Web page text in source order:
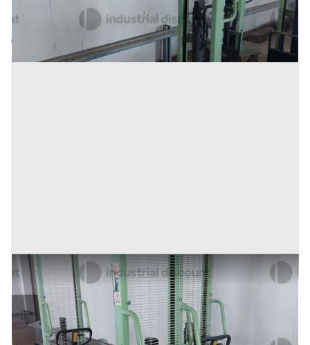
(Padova)
Annuncio scaduto
Codice annuncio: 340026922
26#9470 Transapllet manuale Lifter MX10/16
Inserito il: 10/02/2026
Conselve (Padova)
Prezzo
272 €